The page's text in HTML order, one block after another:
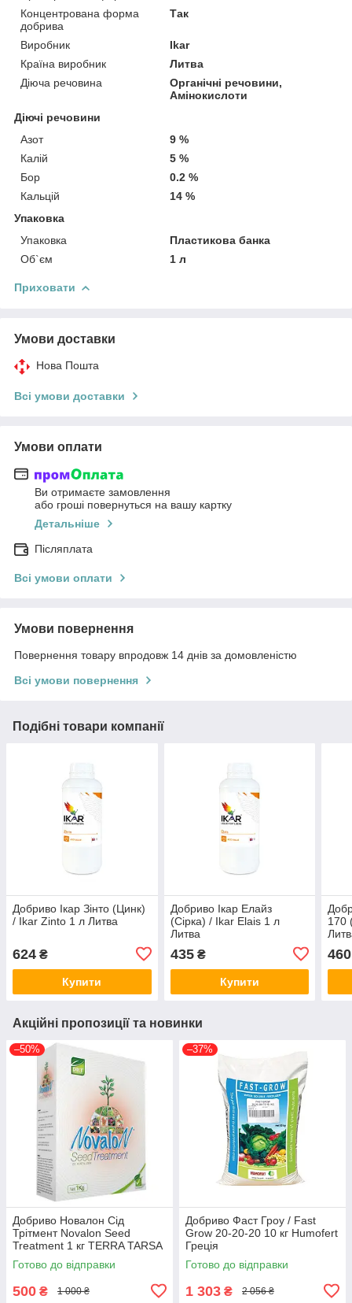
Концентрована форма
добрива
Так
Виробник
Ikar
Країна виробник
Литва
Діюча речовина
Органічні речовини,
Амінокислоти
Діючі речовини
Азот
9 %
Калій
5 %
Бор
0.2 %
Кальцій
14 %
Упаковка
Упаковка
Пластикова банка
Об`єм
1 л
Приховати
Умови доставки
Нова Пошта
Всі умови доставки
Умови оплати
Ви отримаєте замовлення
або гроші повернуться на вашу картку
Детальніше
Післяплата
Всі умови оплати
Умови повернення
Повернення товару впродовж 14 днів за домовленістю
Всі умови повернення
Подібні товари компанії
Добриво Ікар Зінто (Цинк)
/ Ikar Zinto 1 л Литва
624 ₴
Купити
Добриво Ікар Елайз
(Сірка) / Ikar Elais 1 л
Литва
435₴
Купити
170
460
Акційні пропозиції та новинки
–50%
Добриво Новалон Сід
Трітмент Novalon Seed
Treatment 1 кг TERRA TARSA
Туреччина
Готово до відправки
500 ₴ 1 000 ₴
–37%
Добриво Фаст Гроу / Fast
Grow 20-20-20 10 кг Humofert
Греція
Готово до відправки
1 303 ₴ 2 056 ₴